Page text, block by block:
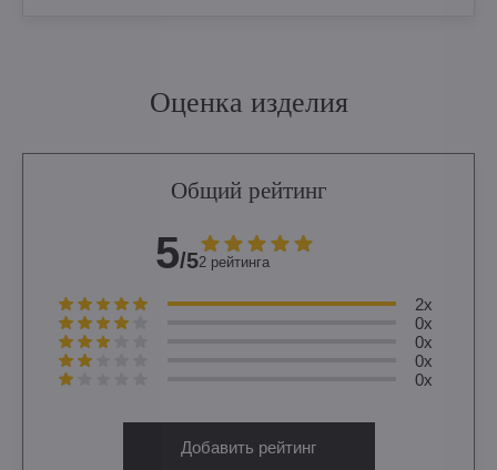
Оценка изделия
Общий рейтинг
5/52 рейтинга
2x
0x
0x
0x
0x
Добавить рейтинг